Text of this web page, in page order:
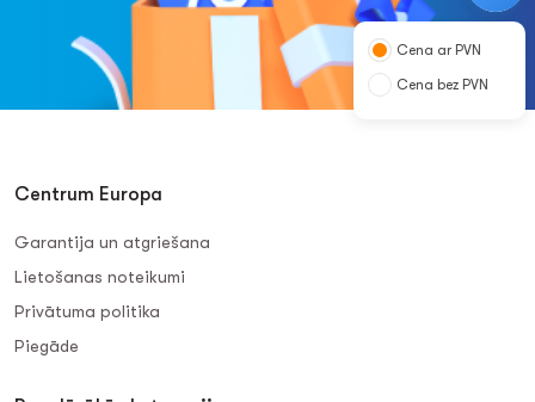
Cena ar PVN
Cena bez PVN
Centrum Europa
Garantija un atgriešana
Lietošanas noteikumi
Privātuma politika
Piegāde